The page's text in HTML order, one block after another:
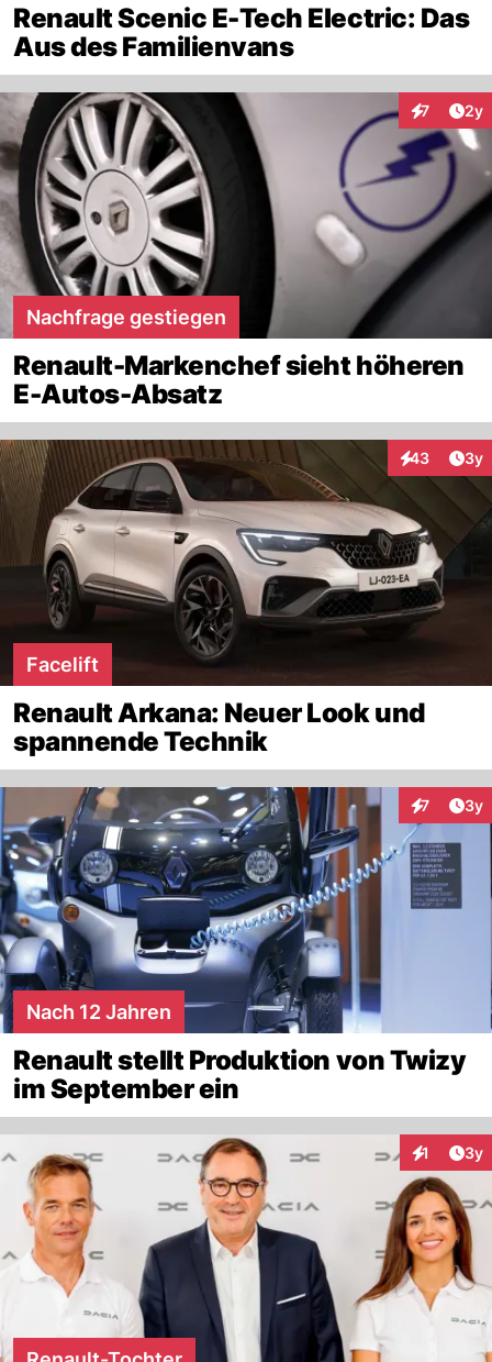
Renault Scenic E-Tech Electric: Das
Aus des Familienvans
7 2y
Nachfrage gestiegen
Renault-Markenchef sieht höheren
E-Autos-Absatz
43
Interaktionen
3y
Facelift
Renault Arkana: Neuer Look und
spannende Technik
7 3y
Nach 12 Jahren
Renault stellt Produktion von Twizy
im September ein
1 3y